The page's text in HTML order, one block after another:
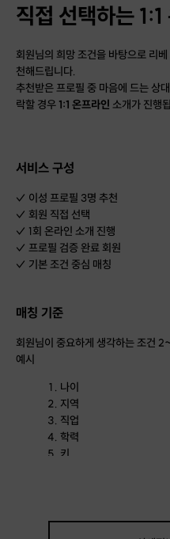
직접 선택하는
회원님의 희망 조건을 바탕으로 리
천해드립니다.
추천받은 프로필 중 마음에 드는 상
락할 경우 1:1 온프라인 소개가 진행
서비스 구성
✓ 이성 프로필 3명 추천
✓ 회원 직접 선택
✓ 1회 온라인 소개 진행
✓ 프로필 검증 완료 회원
✓ 기본 조건 중심 매칭
매칭 기준
회원님이 중요하게 생각하는 조건
예시
나이
지역
직업
학력
키